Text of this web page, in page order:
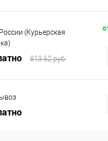
(Курьерская
813.62 руб.